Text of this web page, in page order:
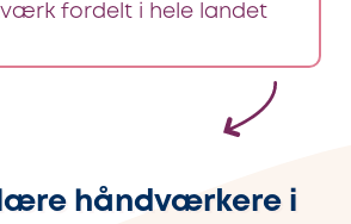
fordelt i hele landet
håndværkere i